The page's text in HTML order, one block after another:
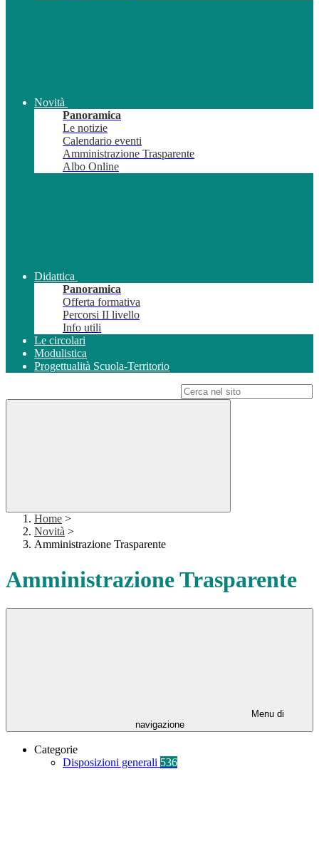
Novità
Panoramica
Le notizie
Calendario eventi
Amministrazione Trasparente
Albo Online
Didattica
Panoramica
Offerta formativa
Percorsi II livello
Info utili
Le circolari
Modulistica
Progettualità Scuola-Territorio
Home >
Novità >
Amministrazione Trasparente
Amministrazione Trasparente
Menu di
navigazione
Categorie
Disposizioni generali 536